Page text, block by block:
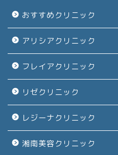
おすすめクリニック
アリシアクリニック
フレイアクリニック
リゼクリニック
レジーナクリニック
湘南美容クリニック